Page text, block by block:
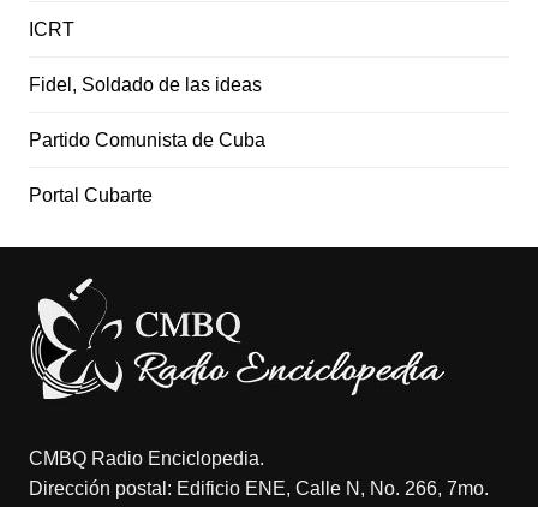
ICRT
Fidel, Soldado de las ideas
Partido Comunista de Cuba
Portal Cubarte
CMBQ Radio Enciclopedia.
Dirección postal: Edificio ENE, Calle N, No. 266, 7mo.